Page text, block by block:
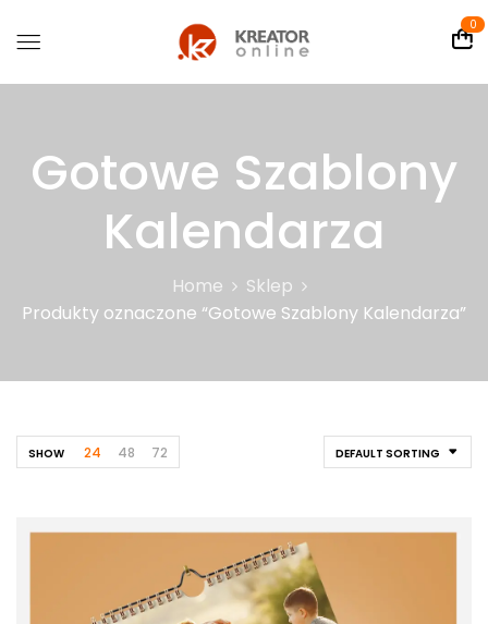
0
Gotowe Szablony
Kalendarza
Home
Sklep
Produkty oznaczone “Gotowe Szablony Kalendarza”
DEFAULT SORTING
SHOW 24 48 72